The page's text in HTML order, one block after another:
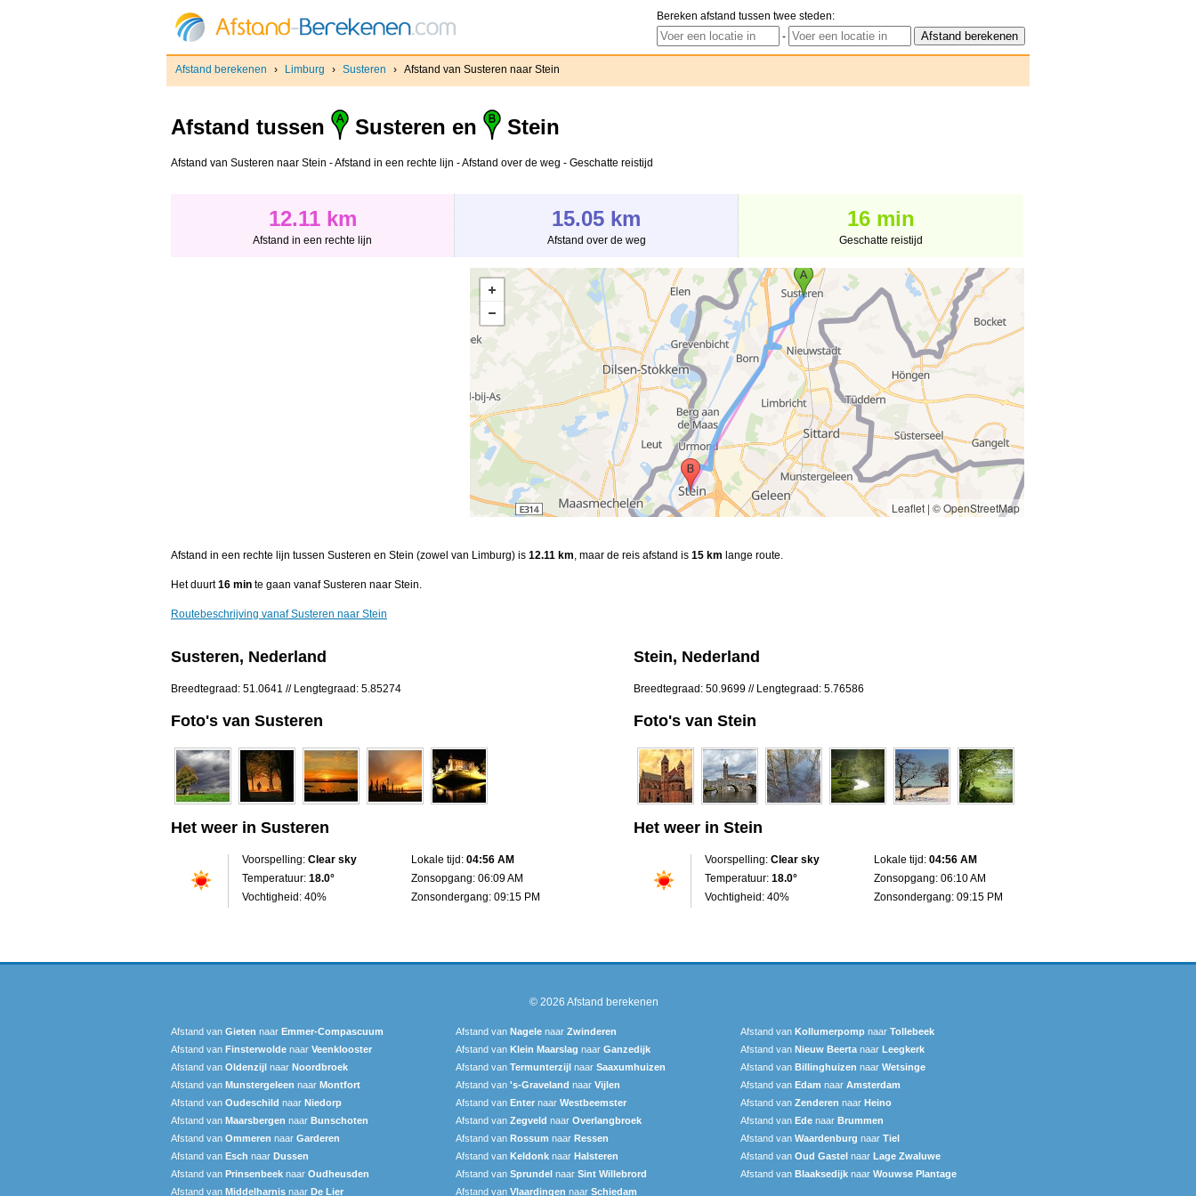
Bereken afstand tussen twee steden:
-
Afstand berekenen › Limburg › Susteren › Afstand van Susteren naar Stein
Afstand tussen Susteren en Stein
Afstand van Susteren naar Stein - Afstand in een rechte lijn - Afstand over de weg - Geschatte reistijd
12.11 km
Afstand in een rechte lijn
15.05 km
Afstand over de weg
16 min
Geschatte reistijd
Leaflet | © OpenStreetMap
Afstand in een rechte lijn tussen Susteren en Stein (zowel van Limburg) is 12.11 km, maar de reis afstand is 15 km lange route.
Het duurt16 min te gaan vanaf Susteren naar Stein.
Routebeschrijving vanaf Susteren naar Stein
Susteren, Nederland
Breedtegraad: 51.0641 // Lengtegraad: 5.85274
Foto's van Susteren
Het weer in Susteren
Voorspelling: Clear sky
Temperatuur: 18.0°
Vochtigheid: 40%
Lokale tijd: 04:56 AM
Zonsopgang: 06:09 AM
Zonsondergang: 09:15 PM
Stein, Nederland
Breedtegraad: 50.9699 // Lengtegraad: 5.76586
Foto's van Stein
Het weer in Stein
Voorspelling: Clear sky
Temperatuur: 18.0°
Vochtigheid: 40%
Lokale tijd: 04:56 AM
Zonsopgang: 06:10 AM
Zonsondergang: 09:15 PM
© 2026 Afstand berekenen
Afstand van Gieten naar Emmer-Compascuum Afstand van Nagele naar Zwinderen Afstand van Kollumerpomp naar Tollebeek
Afstand van Finsterwolde naar Veenklooster Afstand van Klein Maarslag naar Ganzedijk Afstand van Nieuw Beerta naar Leegkerk
Afstand van Oldenzijl naar Noordbroek Afstand van Termunterzijl naar Saaxumhuizen Afstand van Billinghuizen naar Wetsinge
Afstand van Munstergeleen naar Montfort Afstand van 's-Graveland naar Vijlen Afstand van Edam naar Amsterdam
Afstand van Oudeschild naar Niedorp Afstand van Enter naar Westbeemster Afstand van Zenderen naar Heino
Afstand van Maarsbergen naar Bunschoten Afstand van Zegveld naar Overlangbroek Afstand van Ede naar Brummen
Afstand van Ommeren naar Garderen Afstand van Rossum naar Ressen Afstand van Waardenburg naar Tiel
Afstand van Esch naar Dussen Afstand van Keldonk naar Halsteren Afstand van Oud Gastel naar Lage Zwaluwe
Afstand van Prinsenbeek naar Oudheusden Afstand van Sprundel naar Sint Willebrord Afstand van Blaaksedijk naar Wouwse Plantage
Afstand van Middelharnis naar De Lier Afstand van Vlaardingen naar Schiedam